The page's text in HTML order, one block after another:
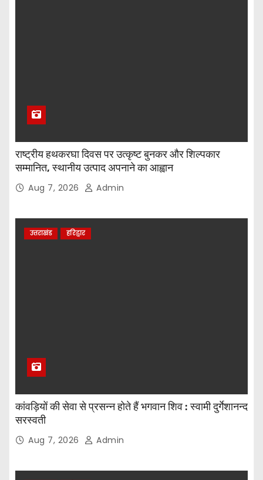
राष्ट्रीय हथकरघा दिवस पर उत्कृष्ट बुनकर और शिल्पकार
सम्मानित, स्थानीय उत्पाद अपनाने का आह्वान
Aug 7, 2026 Admin
उत्तराखंड हरिद्वार
कांवड़ियों की सेवा से प्रसन्न होते हैं भगवान शिव : स्वामी दुर्गेशानन्द
सरस्वती
Aug 7, 2026 Admin